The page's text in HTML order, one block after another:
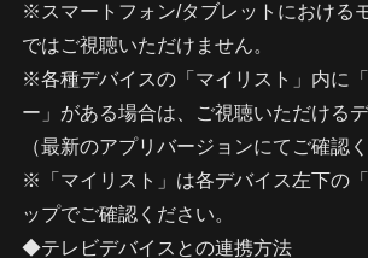
※スマートフォン/タブレットにおける
ではご視聴いただけません。
※各種デバイスの「マイリスト」内に
ー」がある場合は、ご視聴いただけるデ
（最新のアプリバージョンにてご確認
※「マイリスト」は各デバイス左下の
ップでご確認ください。
◆テレビデバイスとの連携方法